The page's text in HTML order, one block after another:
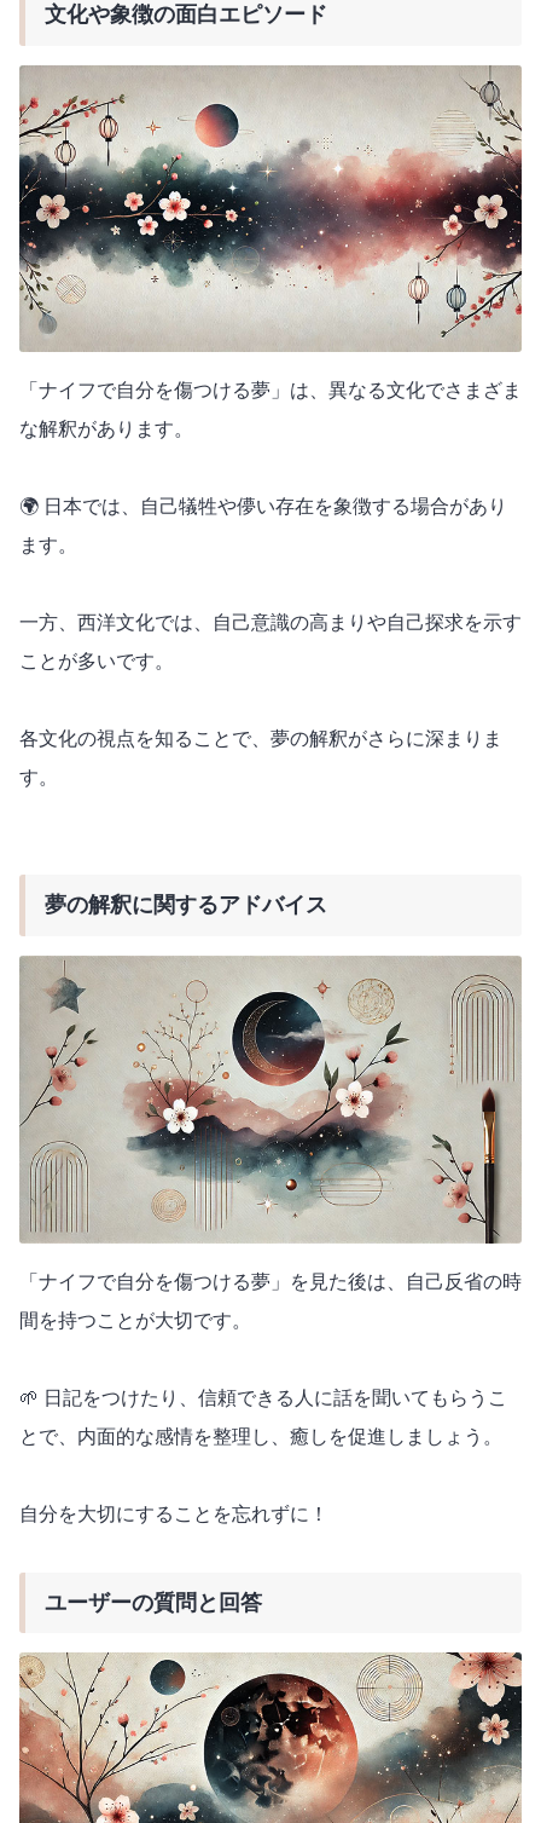
文化や象徴の面白エピソード
「ナイフで自分を傷つける夢」は、異なる文化でさまざま
な解釈があります。
🌍 日本では、自己犠牲や儚い存在を象徴する場合があり
ます。
一方、西洋文化では、自己意識の高まりや自己探求を示す
ことが多いです。
各文化の視点を知ることで、夢の解釈がさらに深まりま
す。
夢の解釈に関するアドバイス
「ナイフで自分を傷つける夢」を見た後は、自己反省の時
間を持つことが大切です。
🌱 日記をつけたり、信頼できる人に話を聞いてもらうこ
とで、内面的な感情を整理し、癒しを促進しましょう。
自分を大切にすることを忘れずに！
ユーザーの質問と回答